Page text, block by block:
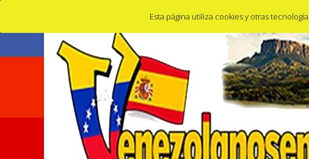
Esta página utiliza cookies y otras